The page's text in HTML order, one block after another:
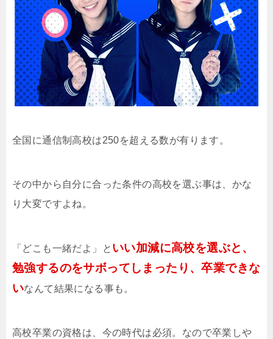
全国に通信制高校は250を超える数が有ります。
その中から自分に合った条件の高校を選ぶ事は、かな
り大変ですよね。
「どこも一緒だよ」と いい加減に高校を選ぶと、
勉強するのをサボってしまったり、卒業できな
いなんて結果になる事も。
高校卒業の資格は、今の時代は必須。なので卒業しや